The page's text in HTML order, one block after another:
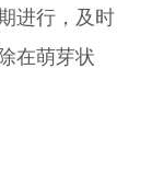
进行，及时
在萌芽状